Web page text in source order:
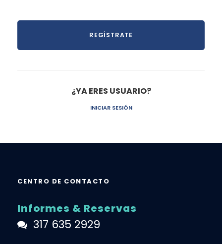
¿YA ERES USUARIO?
INICIAR SESIÓN
CENTRO DE CONTACTO
Informes & Reservas
317 635 2929